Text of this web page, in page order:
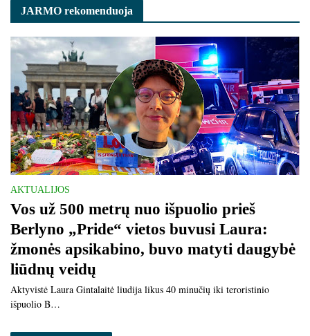
JARMO rekomenduoja
AKTUALIJOS
Vos už 500 metrų nuo išpuolio prieš
Berlyno „Pride“ vietos buvusi Laura:
žmonės apsikabino, buvo matyti daugybė
liūdnų veidų
Aktyvistė Laura Gintalaitė liudija likus 40 minučių iki teroristinio
išpuolio B…